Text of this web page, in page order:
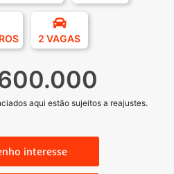
2 VAGAS
aqui estão sujeitos a reajustes.
interesse